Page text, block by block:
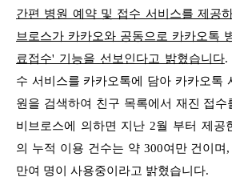
간편 병원 예약 및 접수 서비스를 제공
브로스가 카카오와 공동으로 카카오톡
료접수' 기능을 선보인다고 밝혔습니다.
수 서비스를 카카오톡에 담아 카카오톡
원을 검색하여 친구 목록에서 재진 접
비브로스에 의하면 지난 2월 부터 제공
의 누적 이용 건수는 약 300여만 건이며
만여 명이 사용중이라고 밝혔습니다.